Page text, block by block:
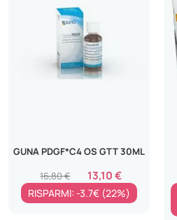
GUNA PDGF*C4 OS GTT 30ML
13,10 €
16,80 €
RISPARMI: -3.7€ (22%)